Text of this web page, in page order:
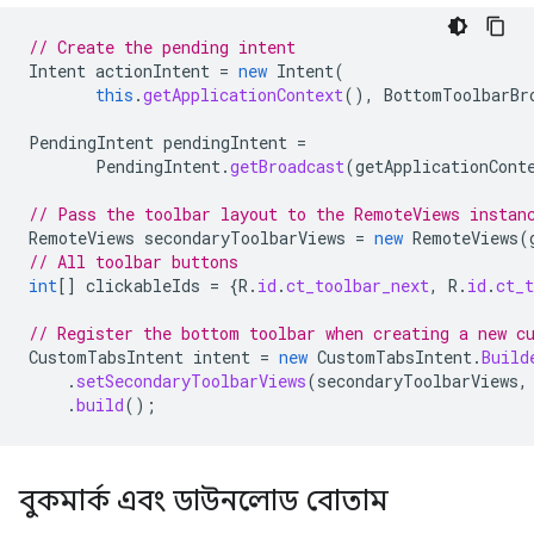
// Create the pending intent
Intent actionIntent = new Intent(
this .getApplicationContext(),
PendingIntent pendingIntent =
PendingIntent .getBroadcast(
// Pass the toolbar layout to the RemoteViews
RemoteViews secondaryToolbarViews = new RemoteViews(
// All toolbar buttons
int[] clickableIds = {R . id .ct_toolbar_next, R . id .
// Register the bottom toolbar when creating a new
CustomTabsIntent intent = new CustomTabsIntent .
. setSecondaryToolbarViews(secondaryToolbarViews,
.build();
বুকমার্ক এবং ডাউনলোড বোতাম